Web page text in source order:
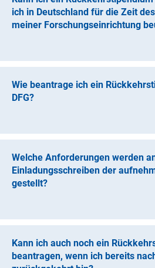
Rückkehrstipendium der DFG.
ich in Deutschland für die Zeit
meiner Forschungseinrichtung
an den Auslandsaufenthalt in
kann ein Rückkehrstipendium
Wie beantrage ich ein
DFG?
"Forschungsstipendien"
Welche Anforderungen werden
Einladungsschreiben der
gestellt?
Institution erklären, dass
Arbeitsmöglichkeiten für die
Rückkehrstipendiums zur
Diese Erklärung sollte von der
Kann ich auch noch ein
beantragen, wenn ich bereits